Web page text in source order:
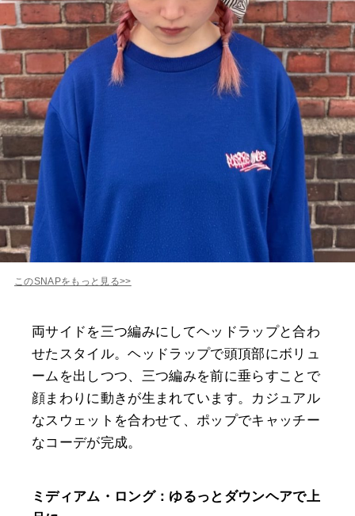
このSNAPをもっと見る>>
両サイドを三つ編みにしてヘッドラップと合わ
せたスタイル。ヘッドラップで頭頂部にボリュ
ームを出しつつ、三つ編みを前に垂らすことで
顔まわりに動きが生まれています。カジュアル
なスウェットを合わせて、ポップでキャッチー
なコーデが完成。
ミディアム・ロング：ゆるっとダウンヘアで上